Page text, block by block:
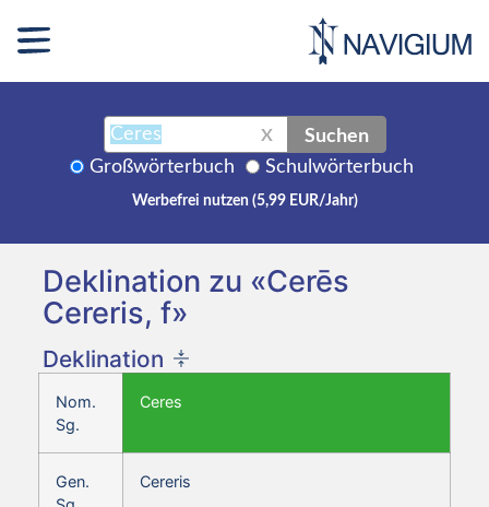
X Suchen
Großwörterbuch Schulwörterbuch
Werbefrei nutzen (5,99 EUR/Jahr)
Deklination zu «Cerēs
Cereris, f»
Deklination
Nom.
Sg.
Ceres
Gen.
Cereris